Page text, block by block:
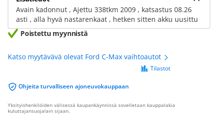
Avain kadonnut , Ajettu 338tkm 2009 , katsastus 08.26
asti , alla hyvä nastarenkaat , hetken sitten akku uusittu
Poistettu myynnistä
Katso myytävävä olevat Ford C-Max vaihtoautot
Ohjeita turvalliseen ajoneuvokauppaan
Tilastot
Yksityishenkilöiden välisessä kaupankäynnissä sovelletaan kauppalakia
kuluttajansuojalain sijaan.